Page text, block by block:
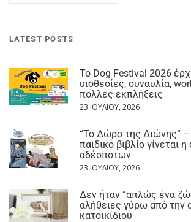
LATEST POSTS
Το Dog Festival 2026
υιοθεσίες, συναυλία,
πολλές εκπλήξεις
23 ΙΟΥΛΊΟΥ, 2026
“Το Δώρο της Διώνης”
παιδικό βιβλίο γίνεται
αδέσποτων
23 ΙΟΥΛΊΟΥ, 2026
Δεν ήταν “απλώς ένα
αλήθειες γύρω από την
κατοικίδιου